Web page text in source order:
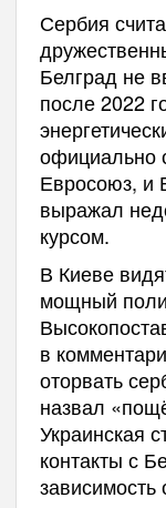
Сербия
Белград не
после 2022
официально
Евросоюз, и
выражал
курсом.
В Киеве
мощный
в
оторвать
назвал
Украинская
контакты с
зависимость